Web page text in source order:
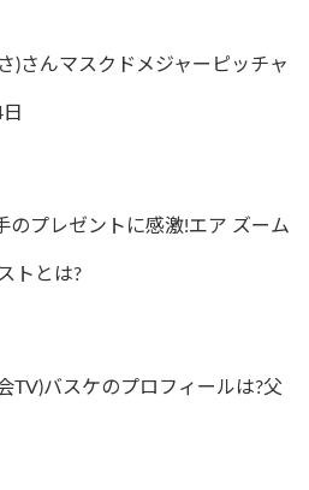
)さんマスクドメジャーピッチャ
のプレゼントに感激!エア ズーム
トとは?
TV)バスケのプロフィールは?父